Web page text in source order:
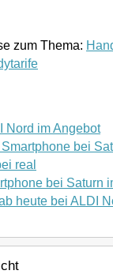
zum Thema:
Nord im Angebot
bei
real
bei Saturn
heute bei ALDI